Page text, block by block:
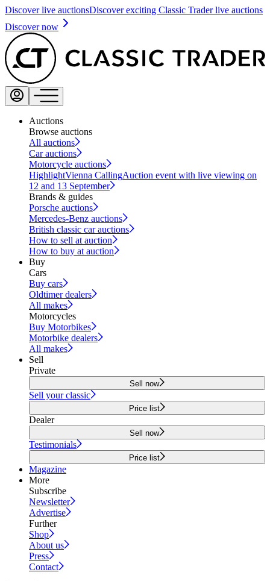
Discover live auctionsDiscover exciting Classic Trader live auctions
Discover now
Auctions
Browse auctions
All auctions
Car auctions
Motorcycle auctions
HighlightVienna CallingAuction event with live viewing on
12 and 13 September
Brands & guides
Porsche auctions
Mercedes-Benz auctions
British classic car auctions
How to sell at auction
How to buy at auction
Buy
Cars
Buy cars
Oldtimer dealers
All makes
Motorcycles
Buy Motorbikes
Motorbike dealers
All makes
Sell
Private
Sell now
Sell your classic
Price list
Dealer
Sell now
Testimonials
Price list
Magazine
More
Subscribe
Newsletter
Advertise
Further
Shop
About us
Press
Contact